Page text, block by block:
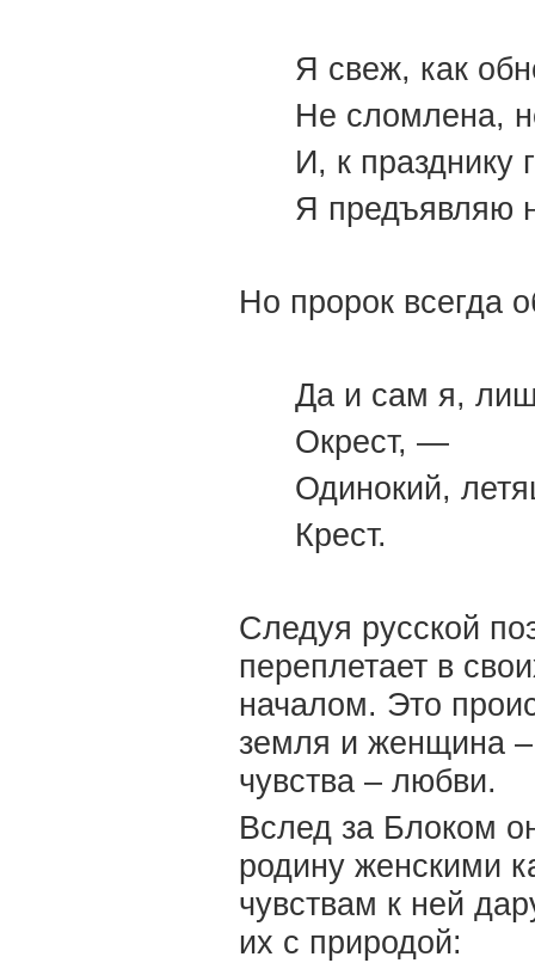
Я свеж, как
Не сломлена,
И, к празднику
Я предъявляю
Но пророк всегда
Да и сам я,
Окрест, —
Одинокий,
Крест.
Следуя русской
переплетает в
началом. Это
земля и женщина –
чувства – любви.
Вслед за Блоком
родину женскими
чувствам к ней
их с природой: